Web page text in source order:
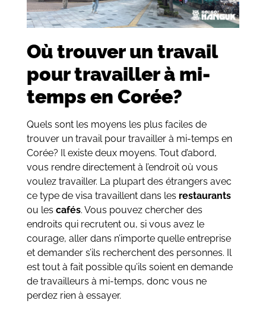
Où trouver un travail
pourtravailler à mi-
temps en Corée?
Quels sont les moyens les plus faciles de
trouver un travail pour travailler à mi-temps en
Corée? Il existe deux moyens. Tout d’abord,
vous rendre directement à l’endroit où vous
voulez travailler. La plupart des étrangers avec
ce type de visa travaillent dans les restaurants
ou les cafés. Vous pouvez chercher des
endroits qui recrutent ou, si vous avez le
courage, aller dans n’importe quelle entreprise
et demander s’ils recherchent des personnes. Il
est tout à fait possible qu’ils soient en demande
de travailleurs à mi-temps, donc vous ne
perdez rien à essayer.